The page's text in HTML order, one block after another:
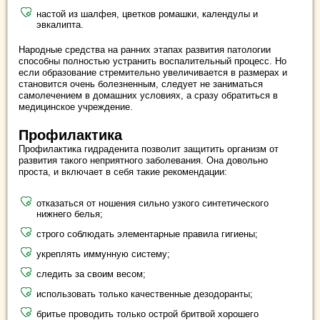
настой из шалфея, цветков ромашки, календулы и
эвкалипта.
Народные средства на ранних этапах развития патологии
способны полностью устранить воспалительный процесс. Но
если образование стремительно увеличивается в размерах и
становится очень болезненным, следует не заниматься
самолечением в домашних условиях, а сразу обратиться в
медицинское учреждение.
Профилактика
Профилактика гидраденита позволит защитить организм от
развития такого неприятного заболевания. Она довольно
проста, и включает в себя такие рекомендации:
отказаться от ношения сильно узкого синтетического
нижнего белья;
строго соблюдать элементарные правила гигиены;
укреплять иммунную систему;
следить за своим весом;
использовать только качественные дезодоранты;
бритье проводить только острой бритвой хорошего